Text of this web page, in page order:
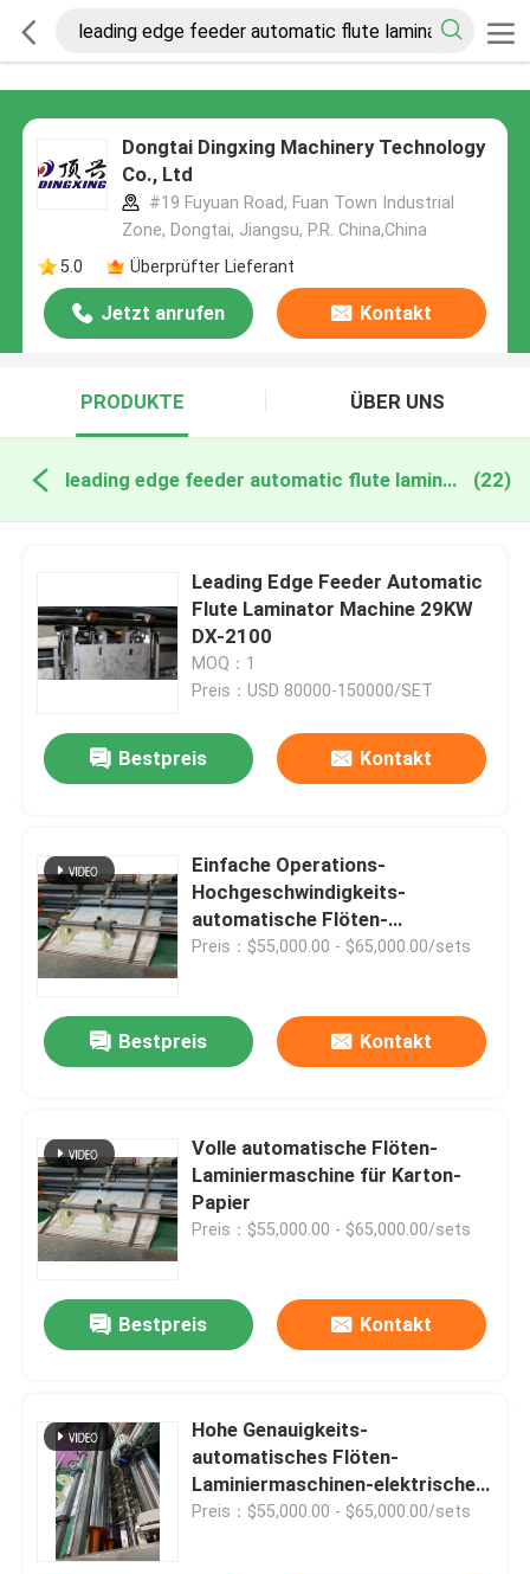
Dongtai Dingxing Machinery Technology
Co., Ltd
#19 Fuyuan Road, Fuan Town Industrial
Zone, Dongtai, Jiangsu, P.R. China,China
5.0
Überprüfter Lieferant
Jetzt anrufen Kontakt
PRODUKTE ÜBER UNS
leading edge feeder automatic flute laminator online manufacture (22)
Leading Edge Feeder Automatic
Flute Laminator Machine 29KW
DX-2100
MOQ：1
Preis：USD 80000-150000/SET
Bestpreis Kontakt
Einfache Operations-
Hochgeschwindigkeits-
automatische Flöten-
Laminiermaschine mit Selbst-
Preis：$55,000.00 - $65,000.00/sets
Bestpreis Kontakt
Volle automatische Flöten-
Laminiermaschine für Karton-
Papier
Preis：$55,000.00 - $65,000.00/sets
Bestpreis Kontakt
Hohe Genauigkeits-
automatisches Flöten-
Laminiermaschinen-elektrisches
gefahren für Karton
Preis：$55,000.00 - $65,000.00/sets